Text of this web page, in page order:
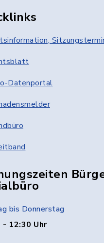
Datenportal
bis Donnerstag
- 12:30 Uhr